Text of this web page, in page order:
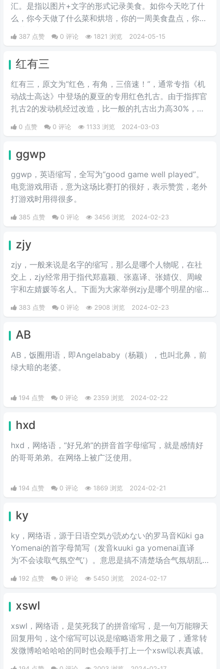
汇。是指以图片+文字的形式记录美食。如你今天吃了什
么，你今天做了什么菜和烘培，你的一周美食盘点，你的
奶茶盘点，都值得记录。
387 点赞 0 评论 1821 浏览 2024-05-15
红有三
红有三，原文为“红色，有角，三倍速！”，通常专指《机
动战士高达》中登场的夏亚的专用红色扎古。由于指挥官
扎古2的发动机经过改造，比一般的扎古出力高30%，在
三倍速也被看作是夏亚登场的象征。
0 点赞 0 评论 1133 浏览 2024-03-03
ggwp
ggwp，英‌‌‌‌‌‌‌‌‌‌‌语缩写，全写为“good game well played”。
电竞游戏用语，意为这场比赛打的很好，表示赞赏，老外
打游戏时用得很多。
385 点赞 0 评论 3456 浏览 2024-02-23
zjy
zjy，一般来说是名字的缩写，那么是哪个人物呢，在社
交上，zjy经常用于指代郑嘉颖、张嘉译、张婧仪、周峻
宇和左婧媛等名人。下面为大家举例zjy是哪个明星的缩
383 点赞 0 评论 2908 浏览 2024-02-23
AB
AB，饭圈用语，即Angelababy（杨颖），也叫北鼻，前
绿大暗的老婆。​
194 点赞 0 评论 2359 浏览 2024-02-22
hxd
hxd，网络语，“好兄弟”的拼音首字母缩写，就是感情好
的哥哥弟弟。在网络上被广泛使用。
194 点赞 0 评论 1869 浏览 2024-02-21
ky
ky，网络语，源于日语空気が読めない的罗马音Kūki ga
Yomenai的首字母简写（发音kuuki ga yomenai直译
为‘不会读取气氛空气’）。意思是搞不清楚场合气氛胡乱
发言而扫了大家兴致的行为。
192 点赞 0 评论 5450 浏览 2024-02-17
xswl
xswl，网络语，是笑死我了的拼音缩写，是一句万能聊天
回复用句，这个缩写可以说是缩略语常用之最了，通常转
发微博哈哈哈哈的同时也会顺手打上一个xswl以表真诚。